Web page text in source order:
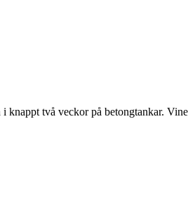
två veckor på betongtankar.